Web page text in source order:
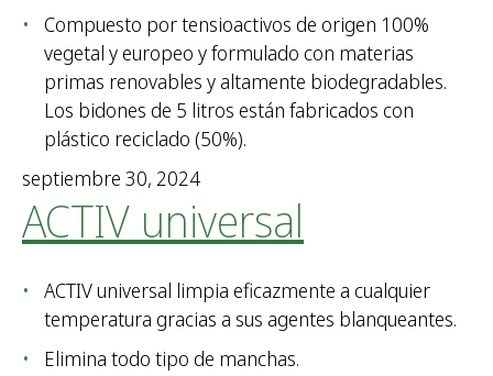
Compuesto por tensioactivos de origen 100%
vegetal y europeo y formulado con materias
primas renovables y altamente biodegradables.
Los bidones de 5 litros están fabricados con
plástico reciclado (50%).
septiembre 30, 2024
ACTIV universal
ACTIV universal limpia eficazmente a cualquier
temperatura gracias a sus agentes blanqueantes.
Elimina todo tipo de manchas.